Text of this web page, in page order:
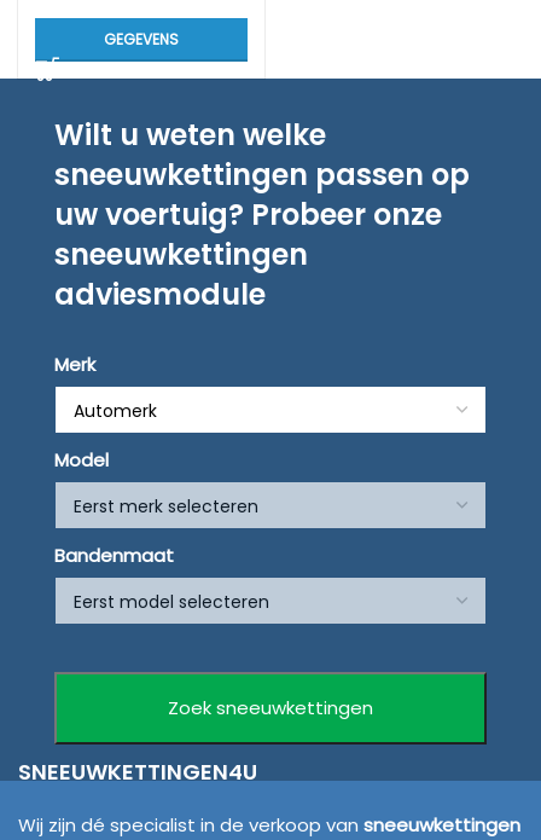
GEGEVENS
Wilt u weten welke
sneeuwkettingen passen op
uw voertuig? Probeer onze
sneeuwkettingen
adviesmodule
Merk
Model
Bandenmaat
SNEEUWKETTINGEN4U
Wij zijn dé specialist in de verkoop van sneeuwkettingen